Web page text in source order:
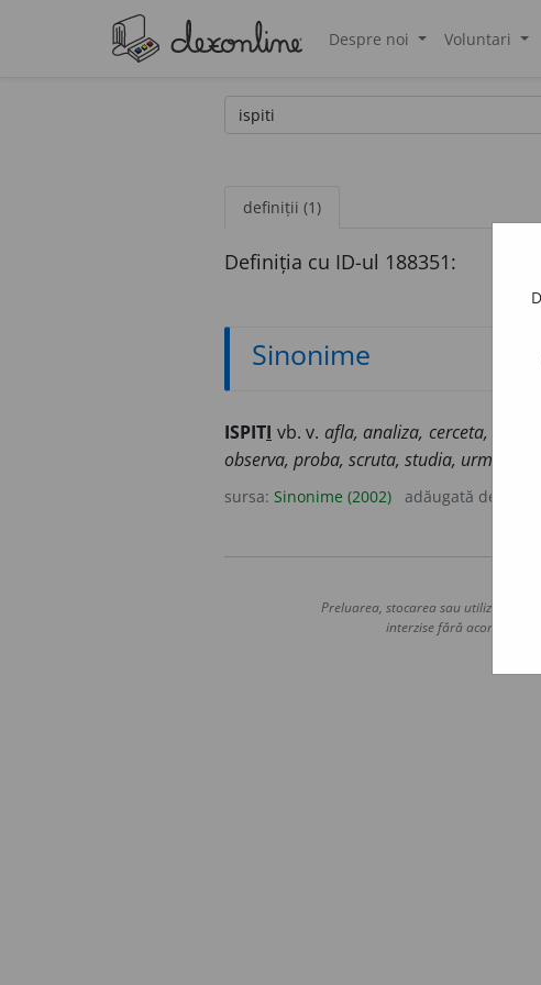
Despre noi Voluntari
definiții (1)
Definiția cu ID-ul 188351:
Sinonime
ISPITI vb. v. afla, analiza, cerceta,
observa, proba, scruta, studia, urmări,
sursa: Sinonime (2002) adăugată de
Preluarea, stocarea sau utilizarea
interzise fără acordul